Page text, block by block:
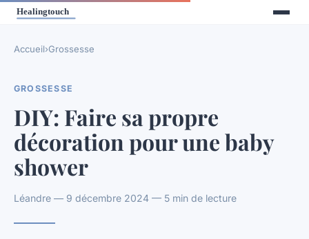
Accueil›Grossesse
GROSSESSE
DIY: Faire sa propre
décoration pour une baby
shower
Léandre — 9 décembre 2024 — 5 min de lecture